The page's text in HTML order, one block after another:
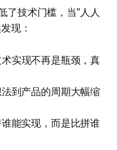
了技术门槛，当"人人
现：
术实现不再是瓶颈，真
到产品的周期大幅缩
能实现，而是比拼谁